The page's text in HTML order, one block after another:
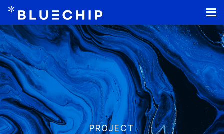
PROJECT